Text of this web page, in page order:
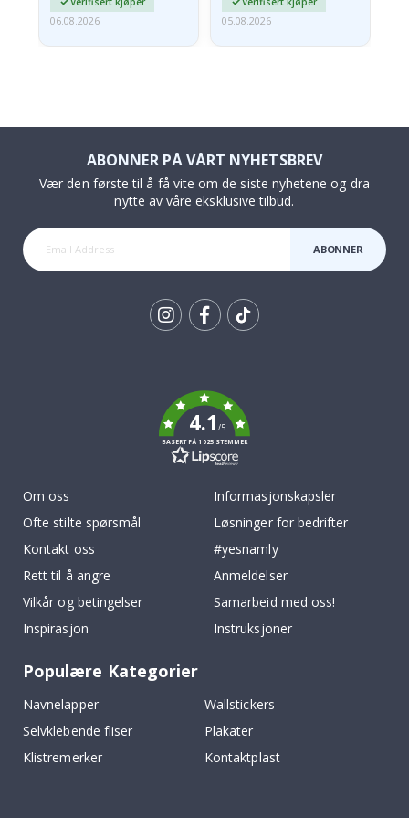
06.08.2026
05.08.2026
ABONNER PÅ VÅRT NYHETSBREV
Vær den første til å få vite om de siste nyhetene og dra
nytte av våre eksklusive tilbud.
ABONNER
4.1/5
BASERT PÅ 1025 STEMMER
Om oss
Ofte stilte spørsmål
Kontakt oss
Rett til å angre
Vilkår og betingelser
Inspirasjon
Informasjonskapsler
Løsninger for bedrifter
#yesnamly
Anmeldelser
Samarbeid med oss!
Instruksjoner
Populære Kategorier
Navnelapper
Wallstickers
Selvklebende fliser
Plakater
Klistremerker
Kontaktplast